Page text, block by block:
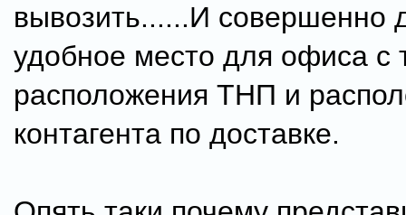
вывозить......И совершенно
удобное место для офиса с
расположения ТНП и
контагента по доставке.